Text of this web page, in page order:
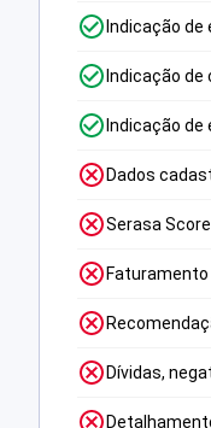
Indicação
Indicação
Indicação
Dados
Serasa
Dívidas,